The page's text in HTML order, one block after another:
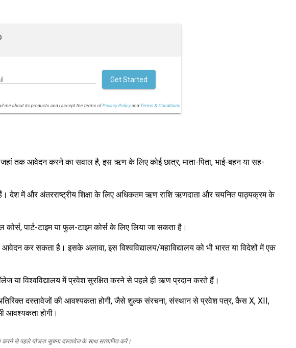
me about its products and I accept the terms ofPrivacy Policyand Terms & Conditions.
Get Started
तक आवेदन करने का सवाल है, इस ऋण के लिए कोई छात्र, माता-पिता, भाई-बहन या सह-
देश में और अंतरराष्ट्रीय शिक्षा के लिए अधिकतम ऋण राशि ऋणदाता और चयनित पाठ्यक्रम के
पार्ट-टाइम या फुल-टाइम कोर्स के लिए लिया जा सकता है।
कर सकता है। इसके अलावा, इस विश्वविद्यालय/महाविद्यालय को भी भारत या विदेशों में एक
या विश्वविद्यालय में प्रवेश सुरक्षित करने से पहले ही ऋण प्रदान करते हैं।
दस्तावेजों की आवश्यकता होगी, जैसे शुल्क संरचना, संस्थान से प्रवेश पत्र, कैस X, XII,
आवश्यकता होगी।
करने से पहले योजना सूचना दस्तावेज के साथ सत्यापित करें।